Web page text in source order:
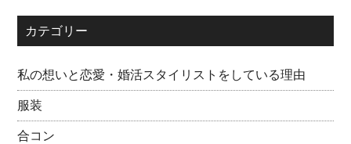
カテゴリー
私の想いと恋愛・婚活スタイリストをしている理由
服装
合コン